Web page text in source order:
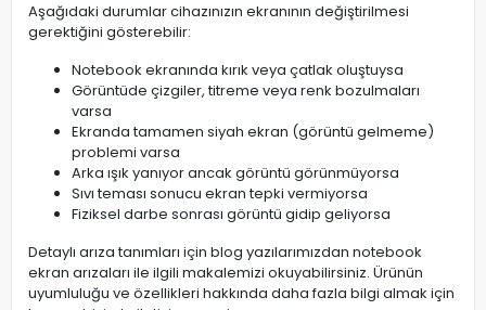
Aşağıdaki durumlar cihazınızın ekranının değiştirilmesi
gerektiğini gösterebilir:
Notebook ekranında kırık veya çatlak oluştuysa
Görüntüde çizgiler, titreme veya renk bozulmaları
varsa
Ekranda tamamen siyah ekran (görüntü gelmeme)
problemi varsa
Arka ışık yanıyor ancak görüntü görünmüyorsa
Sıvı teması sonucu ekran tepki vermiyorsa
Fiziksel darbe sonrası görüntü gidip geliyorsa
Detaylı arıza tanımları için blog yazılarımızdan notebook
ekran arızaları ile ilgili makalemizi okuyabilirsiniz. Ürünün
uyumluluğu ve özellikleri hakkında daha fazla bilgi almak için